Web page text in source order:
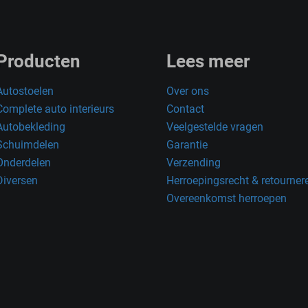
auto interieurs
Lees meer
Over ons
Contact
Veelgestelde vragen
Garantie
Verzending
Herroepingsrecht &
Overeenkomst herroepen